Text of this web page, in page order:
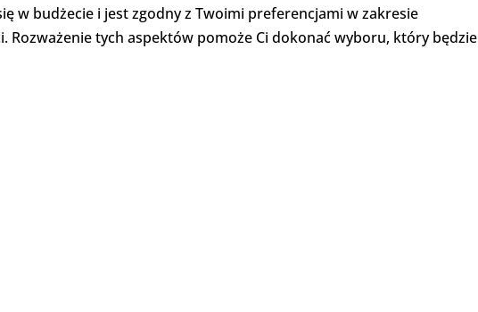
w budżecie i jest zgodny z Twoimi preferencjami w zakresie
Rozważenie tych aspektów pomoże Ci dokonać wyboru, który będzie